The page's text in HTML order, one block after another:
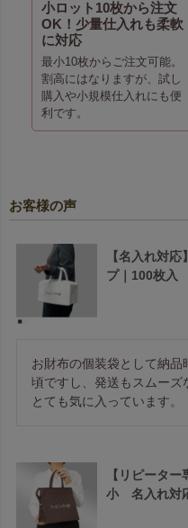
小ロット10枚から注文
OK！少量仕入れも柔軟
に対応
最小10枚からご注文可能。
割高にはなりますが、試し
購入や小規模仕入れにも便
利です。
お客様の声
【名入れ対
プ｜100枚入
お財布の個装袋として納
頃ですし、発送もスムーズ
とても気に入っています。
【リピータ
小 名入れ対